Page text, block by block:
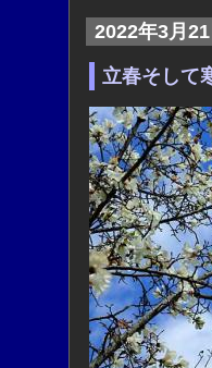
2022年3月
立春そして